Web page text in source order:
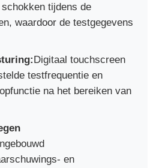
kleefstoffen
tijdens de
waardoor de testgegevens
Digitaal touchscreen
testfrequentie en
na het bereiken van
en